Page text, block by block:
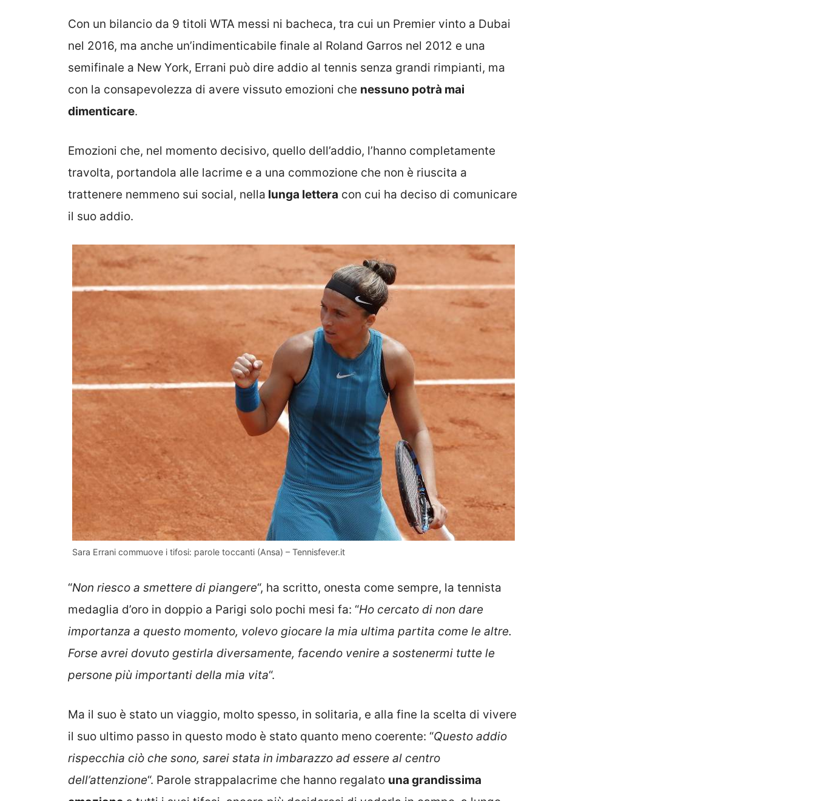
Con un bilancio da 9 titoli WTA messi ni bacheca, tra cui un Premier vinto a Dubai
nel 2016, ma anche un’indimenticabile finale al Roland Garros nel 2012 e una
semifinale a New York, Errani può dire addio al tennis senza grandi rimpianti, ma
con la consapevolezza di avere vissuto emozioni che nessuno potrà mai
dimenticare.
Emozioni che, nel momento decisivo, quello dell’addio, l’hanno completamente
travolta, portandola alle lacrime e a una commozione che non è riuscita a
trattenere nemmeno sui social, nella lunga lettera con cui ha deciso di comunicare
il suo addio.
Sara Errani commuove i tifosi: parole toccanti (Ansa) – Tennisfever.it
“Non riesco a smettere di piangere“, ha scritto, onesta come sempre, la tennista
medaglia d’oro in doppio a Parigi solo pochi mesi fa: “Ho cercato di non dare
importanza a questo momento, volevo giocare la mia ultima partita come le altre.
Forse avrei dovuto gestirla diversamente, facendo venire a sostenermi tutte le
persone più importanti della mia vita“.
Ma il suo è stato un viaggio, molto spesso, in solitaria, e alla fine la scelta di vivere
il suo ultimo passo in questo modo è stato quanto meno coerente: “Questo addio
rispecchia ciò che sono, sarei stata in imbarazzo ad essere al centro
dell’attenzione“. Parole strappalacrime che hanno regalato una grandissima